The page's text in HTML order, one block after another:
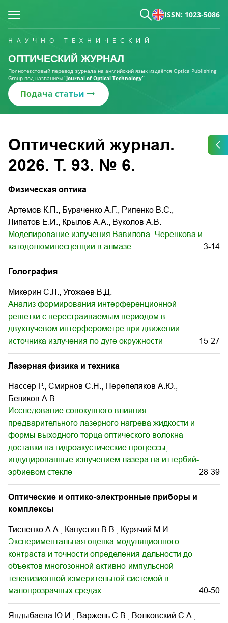
ISSN: 1023-5086
НАУЧНО-ТЕХНИЧЕСКИЙ
ОПТИЧЕСКИЙ ЖУРНАЛ
Полнотекстовый перевод журнала на английский язык издаётся Optica Publishing
Group под названием “Journal of Optical Technology“
Подача статьи
Оптический журнал.
2026. Т. 93. № 6.
Физическая оптика
Артёмов К.П., Бураченко А.Г., Рипенко В.С.,
Липатов Е.И., Крылов А.А., Вуколов А.В.
Моделирование излучения Вавилова–Черенкова и
катодолюминесценции в алмазе
3-14
Голография
Микерин С.Л., Угожаев В.Д.
Анализ формирования интерференционной
решётки с перестраиваемым периодом в
двухлучевом интерферометре при движении
источника излучения по дуге окружности
15-27
Лазерная физика и техника
Нассер Р., Смирнов С.Н., Перепеляков А.Ю.,
Беликов А.В.
Исследование совокупного влияния
предварительного лазерного нагрева жидкости и
формы выходного торца оптического волокна
доставки на гидроакустические процессы,
индуцированные излучением лазера на иттербий-
эрбиевом стекле
28-39
Оптические и оптико-электронные приборы и
комплексы
Тисленко А.А., Капустин В.В., Курячий М.И.
Экспериментальная оценка модуляционного
контраста и точности определения дальности до
объектов многозонной активно-импульсной
телевизионной измерительной системой в
малопрозрачных средах
40-50
Яндыбаева Ю.И., Варжель С.В., Волковский С.А.,